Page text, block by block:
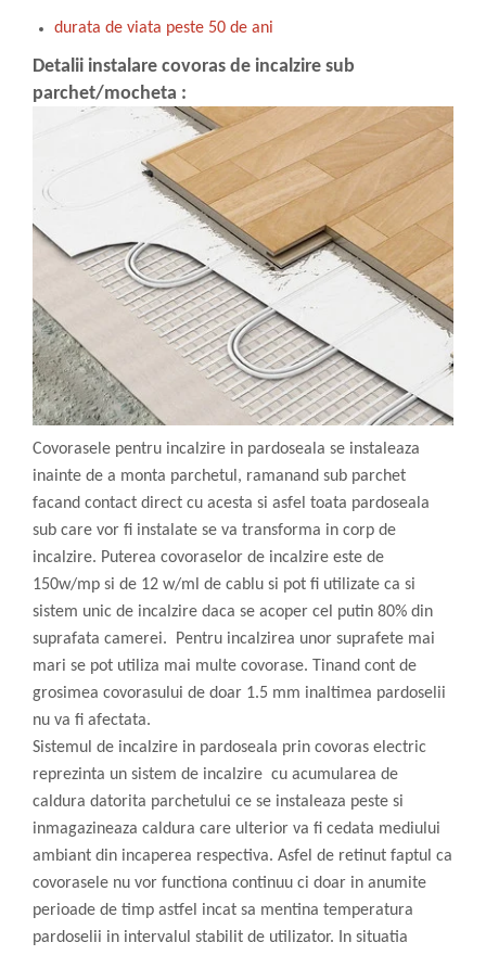
durata de viata peste 50 de ani
Detalii instalare covoras de incalzire sub
parchet/mocheta :
Covorasele pentru incalzire in pardoseala se instaleaza
inainte de a monta parchetul, ramanand sub parchet
facand contact direct cu acesta si asfel toata pardoseala
sub care vor fi instalate se va transforma in corp de
incalzire. Puterea covoraselor de incalzire este de
150w/mp si de 12 w/ml de cablu si pot fi utilizate ca si
sistem unic de incalzire daca se acoper cel putin 80% din
suprafata camerei. Pentru incalzirea unor suprafete mai
mari se pot utiliza mai multe covorase. Tinand cont de
grosimea covorasului de doar 1.5 mm inaltimea pardoselii
nu va fi afectata.
Sistemul de incalzire in pardoseala prin covoras electric
reprezinta un sistem de incalzire cu acumularea de
caldura datorita parchetului ce se instaleaza peste si
inmagazineaza caldura care ulterior va fi cedata mediului
ambiant din incaperea respectiva. Asfel de retinut faptul ca
covorasele nu vor functiona continuu ci doar in anumite
perioade de timp astfel incat sa mentina temperatura
pardoselii in intervalul stabilit de utilizator. In situatia